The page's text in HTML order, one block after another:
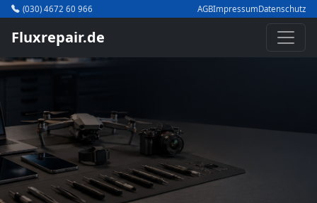
(030) 4672 60 966 AGBImpressumDatenschutz
Fluxrepair.de